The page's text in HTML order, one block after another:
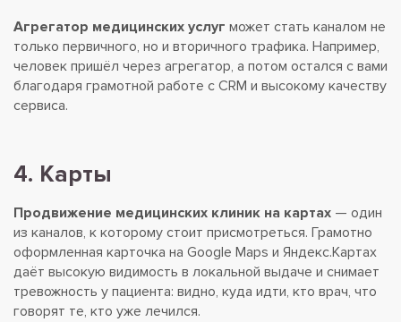
Агрегатор медицинских услуг может стать каналом не
только первичного, но и вторичного трафика. Например,
человек пришёл через агрегатор, а потом остался с вами
благодаря грамотной работе с CRM и высокому качеству
сервиса.
4. Карты
Продвижение медицинских клиник на картах — один
из каналов, к которому стоит присмотреться. Грамотно
оформленная карточка на Google Maps и Яндекс.Картах
даёт высокую видимость в локальной выдаче и снимает
тревожность у пациента: видно, куда идти, кто врач, что
говорят те, кто уже лечился.